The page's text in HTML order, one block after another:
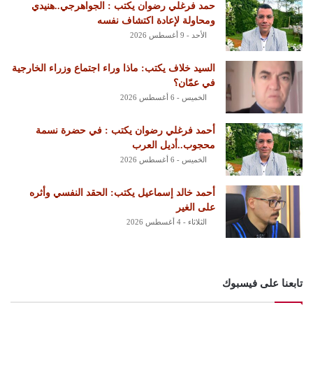
حمد فرغلي رضوان يكتب : الجواهرجي..هنيدي
ومحاولة لإعادة اكتشاف نفسه
الأحد - 9 أغسطس 2026
السيد خلاف يكتب: ماذا وراء اجتماع وزراء الخارجية
في عمّان؟
الخميس - 6 أغسطس 2026
أحمد فرغلي رضوان يكتب : في حضرة نسمة
محجوب..أديل العرب
الخميس - 6 أغسطس 2026
أحمد خالد إسماعيل يكتب: الحقد النفسي وأثره
على الغير
الثلاثاء - 4 أغسطس 2026
تابعنا على فيسبوك